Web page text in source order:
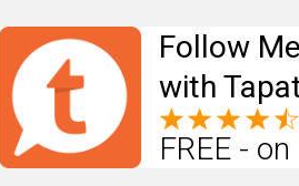
Follow
with
FREE -